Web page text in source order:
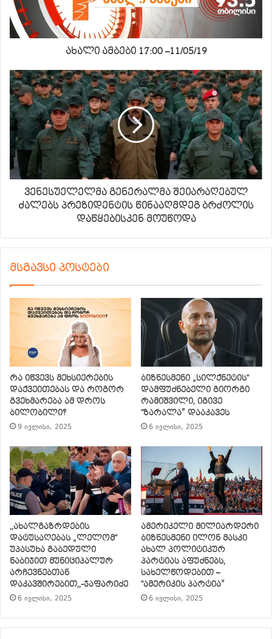
ახალი ამბები 17:00 –11/05/19
ვენესუელელმა გენერალმა შეიარაღებულ
ძალებს პრეზიდენტის წინააღმდეგ ბრძოლის
დაწყებისკენ მოუწოდა
მსგავსი პოსტები
რა იწვევს მეხსიერების
დაქვეითებას და როგორ
გვეხმარება ამ დროს
ბილობილი?
9 ივლისი, 2025
ბიზნესმენი „სილქნეტის“
დამფუძნებელი გიორგი
რამიშვილი, იგივე
“ზარალა” დააკავეს
6 ივლისი, 2025
,,ახალგაზრდების
დატუსაღებას „ლელომ“
უპასუხა გაბედული
ნაბიჯით მუნიციპალურ
არჩევნებთან
დაკავშირებით,,-ჯაფარიძე
6 ივლისი, 2025
ამერიკელი მილიარდერი
ბიზნესმენი ილონ მასკი
ახალ პოლიტიკურ
პარტიას აფუძნებს,
სახელწოდებით –
“ამერიკის პარტია”
6 ივლისი, 2025